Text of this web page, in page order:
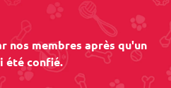
nos membres après qu'un
été confié.